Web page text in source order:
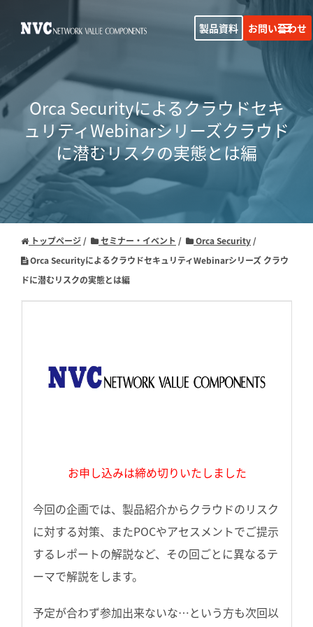
製品資料 お問い合わせ
Orca Securityによるクラウドセキ
ュリティWebinarシリーズクラウド
に潜むリスクの実態とは編
トップページ セミナー・イベント
Orca Security
Orca SecurityによるクラウドセキュリティWebinarシリーズ クラウ
ドに潜むリスクの実態とは編
お申し込みは締め切りいたしました
今回の企画では、製品紹介からクラウドのリスク
に対する対策、またPOCやアセスメントでご提示
するレポートの解説など、その回ごとに異なるテ
ーマで解説をします。
予定が合わず参加出来ないな…という方も次回以